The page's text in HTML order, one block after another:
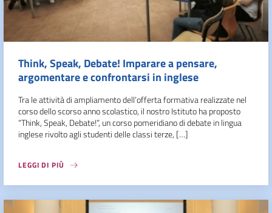
Think, Speak, Debate! Imparare a pensare,
argomentare e confrontarsi in inglese
Tra le attività di ampliamento dell’offerta formativa realizzate nel
corso dello scorso anno scolastico, il nostro Istituto ha proposto
“Think, Speak, Debate!”, un corso pomeridiano di debate in lingua
inglese rivolto agli studenti delle classi terze, […]
LEGGI DI PIÙ